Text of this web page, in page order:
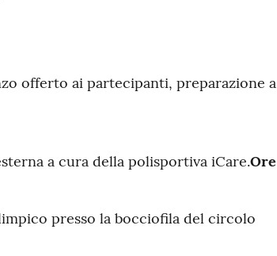
offerto ai partecipanti, preparazione a
a cura della polisportiva iCare.Ore
presso la bocciofila del circolo